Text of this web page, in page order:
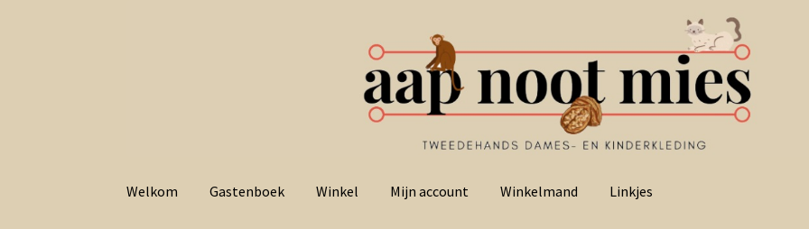
door
naar
Welkom Gastenboek Winkel Mijn account Winkelmand Linkjes